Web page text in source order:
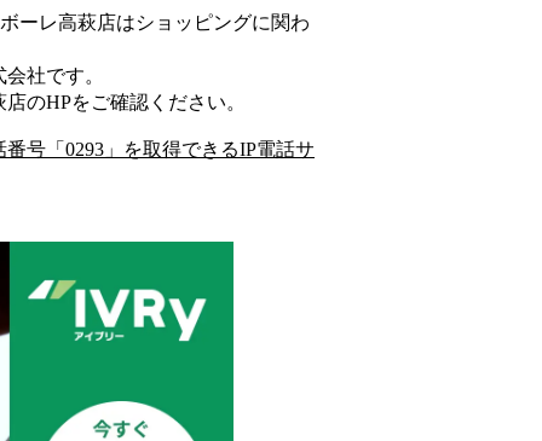
ーレ高萩店はショッピングに関わ
会社です。
店のHPをご確認ください。
号「 0293 」を取得できるIP電話サ